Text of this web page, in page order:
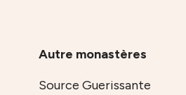
Autre monastères
Source Guerissante